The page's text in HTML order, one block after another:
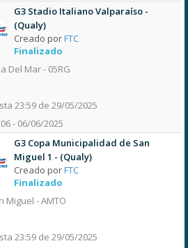
G3 Stadio Italiano Valparaíso -
(Qualy)
Creado porFTC
Finalizado
Del Mar - 05RG
23:59 de 29/05/2025
- 06/06/2025
G3 Copa Municipalidad de San
Miguel 1 - (Qualy)
Creado porFTC
Finalizado
Miguel - AMTO
23:59 de 29/05/2025